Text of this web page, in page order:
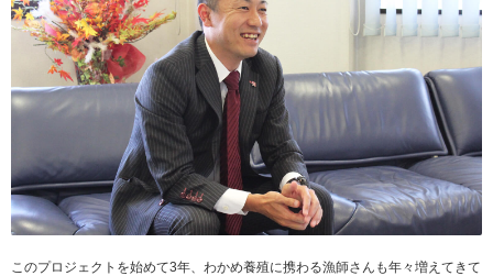
このプロジェクトを始めて3年、わかめ養殖に携わる漁師さんも年々増えてきて